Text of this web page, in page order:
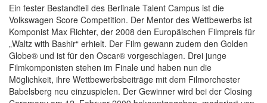
Ein fester Bestandteil des Berlinale Talent Campus ist die
Volkswagen Score Competition. Der Mentor des Wettbewerbs ist
Komponist Max Richter, der 2008 den Europäischen Filmpreis für
„Waltz with Bashir“ erhielt. Der Film gewann zudem den Golden
Globe® und ist für den Oscar® vorgeschlagen. Drei junge
Filmkomponisten stehen im Finale und haben nun die
Möglichkeit, ihre Wettbewerbsbeiträge mit dem Filmorchester
Babelsberg neu einzuspielen. Der Gewinner wird bei der Closing